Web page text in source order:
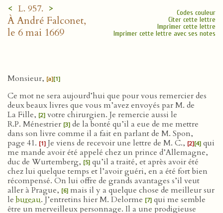
< L. 957. >
À André Falconet,
le 6 mai 1669
Codes couleur
Citer cette lettre
Imprimer cette lettre
Imprimer cette lettre avec ses notes
Monsieur, [a][1]
Ce mot ne sera aujourd’hui que pour vous remercier des
deux beaux livres que vous m’avez envoyés par M. de
La Fille, [2] votre chirurgien. Je remercie aussi le
R.P. Ménestrier [3] de la bonté qu’il a eue de me mettre
dans son livre comme il a fait en parlant de M. Spon,
page 41. [1] Je viens de recevoir une lettre de M. C., [2][4] qui
me mande avoir été appelé chez un prince d’Allemagne,
duc de Wurtemberg, [5] qu’il a traité, et après avoir été
chez lui quelque temps et l’avoir guéri, en a été fort bien
récompensé. On lui offre de grands avantages s’il veut
aller à Prague, [6] mais il y a quelque chose de meilleur sur
lebureau. J’entretins hier M. Delorme [7] qui me semble
être un merveilleux personnage. Il a une prodigieuse